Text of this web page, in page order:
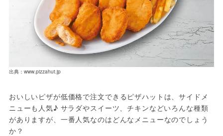
出典：www.pizzahut.jp
おいしいピザが低価格で注文できるピザハットは、サイドメ
ニューも人気♪ サラダやスイーツ、チキンなどいろんな種類
がありますが、一番人気なのはどんなメニューなのでしょう
か？